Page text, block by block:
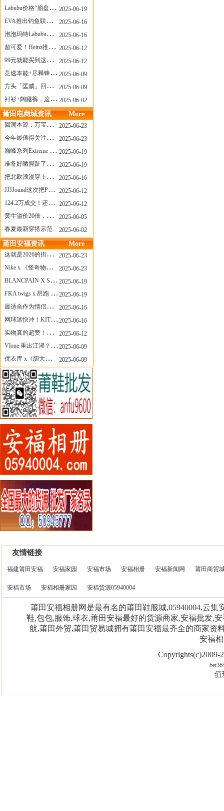
Labubu价格“崩盘”？618当日泡泡玛特预售补货量超200W！
2025-06-19
EVA推出钓鱼联名套装，初号机也能当“假饵”？
2025-06-16
泡泡玛特Labubu新品发售上演“拳王争霸”......
2025-06-16
超可爱！Heinz推出星之卡比合作款番茄酱！
2025-06-12
99元就能买到这样颜值的太阳镜？优衣库夏季墨镜系列
2025-06-12
竞速本能+尽释锋芒——罗杰杜彼Roger+Dubuis王者竞速系列飞返计时码表燃擎赛道
2025-06-09
方头「匡威」回归！日系简约里的小心思
2025-06-09
衬衫+阔腿裤，这样穿美出新高度！
2025-06-02
莆田电商城资讯 More
回溯本源：万宝龙推出明星系列都市灰腕表新作
2025-06-23
今年最值得关注的AF1！KOBE x AF1 明日发售
2025-06-23
巅峰系列Extreme Diver潜水腕表与Revival Diver复刻版潜水腕表共同推出“暗影款”新作
2025-06-19
准备好晒脚趾了吗？透明款 AF1 要回归了
2025-06-19
把北欧浪漫穿上脚，Cecilie Bahnsen x ASICS
2025-06-16
JJJJound这次把PUMA改得好安静
2025-06-12
124.2万成交！还有什么是Labubu做不到的？
2025-06-12
黄牛溢价20倍，「Labubu」3.0市价大盘点！假货比正品还贵...
2025-06-05
春夏最新穿搭示范
2025-06-02
莆田安福资讯 More
这就是2026的街头感！Prada新包我先爱了
2025-06-23
Nike x 《怪奇物语》联名回归，终于轮到这双热门款了！
2025-06-23
BLANCPAIN X SWATCH联名款 BIOCERAMIC SCUBA FIFTY FATHOMS 系列推出全新 GREEN ABYSS（碧波洋）腕表
2025-06-19
FKA twigs x 昂跑 联名来了，这三双 Cloud X 你选哪一双？
2025-06-19
最适合作为情侣鞋的New Balance 1906 Loafer出现了！
2025-06-16
网球迷快冲！KITH x Wilson 限量球拍太会设计了
2025-06-16
实物真的超赞！NB 新款 2010 新配色
2025-06-12
Vlone 重出江湖？突然又要联名，谁能想到！
2025-06-09
优衣库 x《胆大党》新品公布，第二季联动周边来了！
2025-06-09
友情链接
福建莆田安福 安福家园 安福市场 安福相册 安福新闻网 莆田商贸
安福市场 安福相册家园 安福货源05940004
莆田安福相册网是最有名的莆田鞋服城,05940004,云
鞋,包包,服饰,球衣,莆田安福最好的货源商家,安福批发,
航,莆田外贸,莆田贸易城拥有莆田安福最齐全的商家资
安福
Copyrights(c)2009-
值